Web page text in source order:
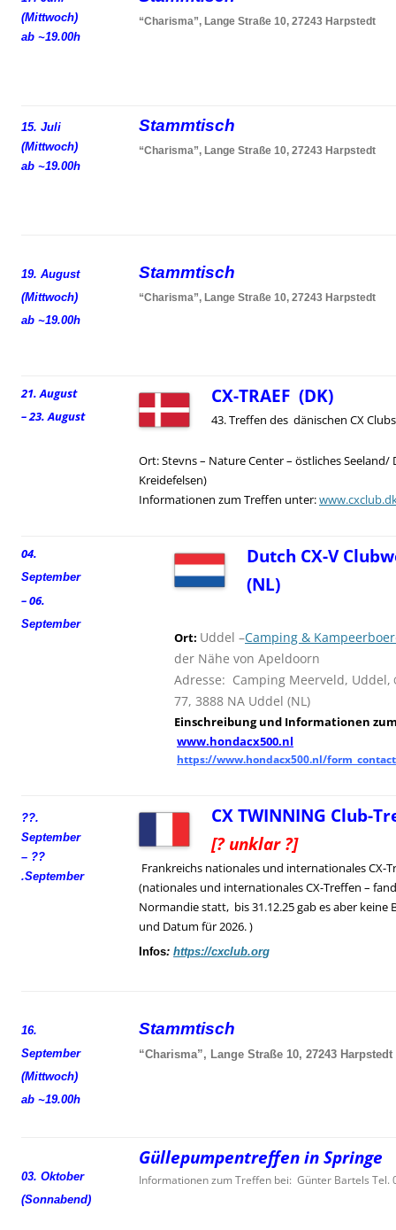
(Mittwoch)
ab ~19.00h
“Charisma”, Lange Straße 10, 27243 Harpstedt
15. Juli
(Mittwoch)
ab ~19.00h
Stammtisch
“Charisma”, Lange Straße 10, 27243 Harpstedt
19. August
(Mittwoch)
ab ~19.00h
Stammtisch
“Charisma”, Lange Straße 10, 27243 Harpstedt
21. August
– 23. August
CX-TRAEF (DK)
43. Treffen des dänischen CX Clubs
Ort: Stevns – Nature Center – östliches Seeland/
Kreidefelsen)
Informationen zum Treffen unter:
04.
September
– 06.
September
Dutch CX-V
(NL)
Ort: Uddel –Camping &
der Nähe von Apeldoorn
Adresse: Camping Meerveld, Uddel,
77, 3888 NA Uddel (NL)
Einschreibung und Informationen
www.hondacx500.nl
https://www.hondacx500.nl/
??.
September
– ??
.September
CX TWINNING Club-
[? unklar ?]
Frankreichs nationales und internationales CX-
(nationales und internationales CX-Treffen –
Normandie statt, bis 31.12.25 gab es aber keine
und Datum für 2026. )
Infos: https://cxclub.org
16.
September
(Mittwoch)
ab ~19.00h
Stammtisch
“Charisma”, Lange Straße 10, 27243 Harpstedt
03. Oktober
(Sonnabend)
Güllepumpentreffen in Springe
Informationen zum Treffen bei: Günter Bartels Tel.